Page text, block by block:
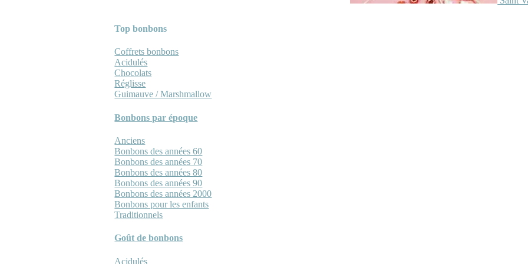
Top bonbons
Coffrets bonbons
Acidulés
Chocolats
Réglisse
Guimauve / Marshmallow
Bonbons par époque
Anciens
Bonbons des années 60
Bonbons des années 70
Bonbons des années 80
Bonbons des années 90
Bonbons des années 2000
Bonbons pour les enfants
Traditionnels
Goût de bonbons
Acidulés